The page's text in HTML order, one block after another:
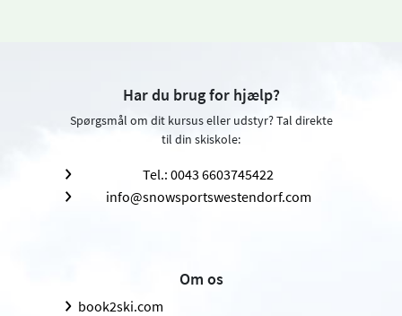
Har du brug for hjælp?
Spørgsmål om dit kursus eller udstyr? Tal direkte
til din skiskole:
Tel.: 0043 6603745422
info@snowsportswestendorf.com
Om os
book2ski.com